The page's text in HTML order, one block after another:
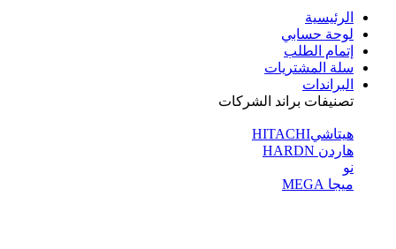
الرئيسية
لوحة حسابي
إتمام الطلب
سلة المشتريات
البراندات
تصنيفات براند الشركات
هيتاشيHITACHI
هاردن HARDN
نو
ميجا MEGA